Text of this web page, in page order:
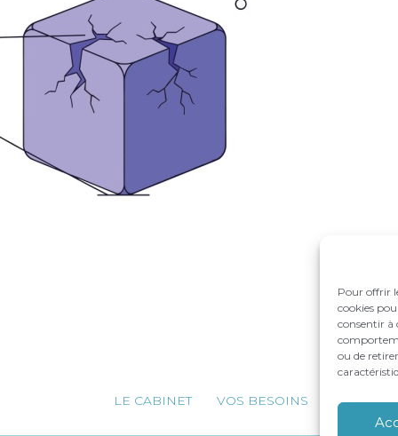
Pour offrir
cookies
consentir à
ou de
Footer
LE CABINET VOS BESOINS NOS